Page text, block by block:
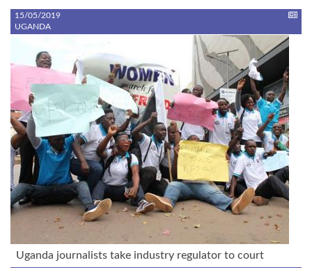
15/05/2019
UGANDA
Uganda journalists take industry regulator to court